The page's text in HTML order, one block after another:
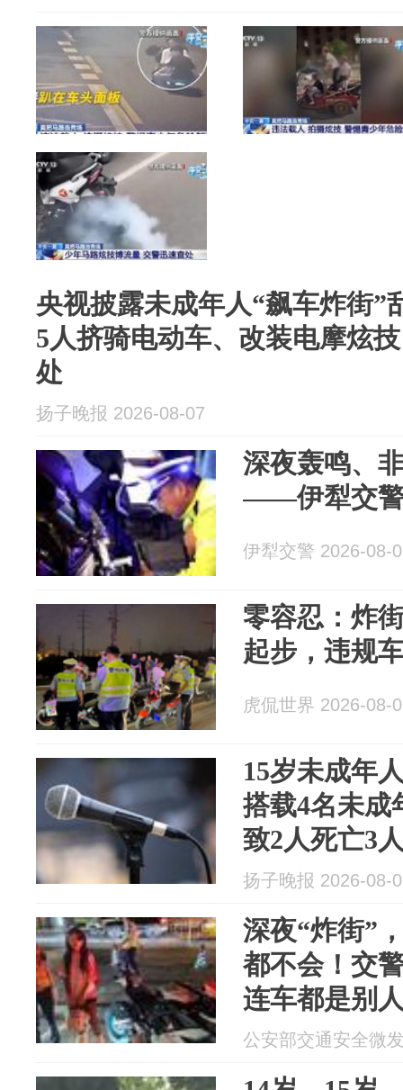
央视披露未成年人“飙车炸街”
5人挤骑电动车、改装电摩炫
处
扬子晚报 2026-08-07
深夜轰鸣、
——伊犁交
伊犁交警 2026-08-
零容忍：炸
起步，违规
虎侃世界 2026-08-
15岁未成年
搭载4名未成
致2人死亡3
管理局公布
故、违法案
扬子晚报 2026-08-
深夜“炸街”
都不会！交
连车都是别
公安部交通安全微